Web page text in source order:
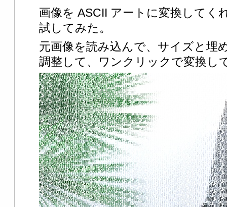
画像を ASCII アートに変換してく
試してみた。
元画像を読み込んで、サイズと埋
調整して、ワンクリックで変換し